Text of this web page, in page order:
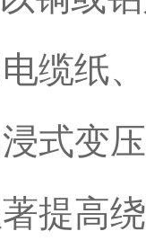
缆纸
式变
提高